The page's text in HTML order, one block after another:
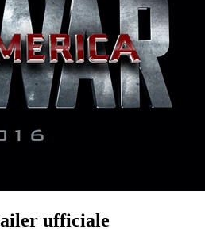
ufficiale